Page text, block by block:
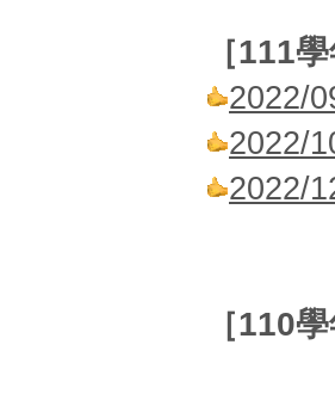
［111
2022/
2022/
2022/
［110